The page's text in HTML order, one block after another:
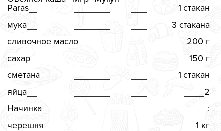
Paras
1 стакан
мука
3 стакана
сливочное масло
200 г
сахар
150 г
сметана
1 стакан
яйца
2
Начинка
:
черешня
1 кг